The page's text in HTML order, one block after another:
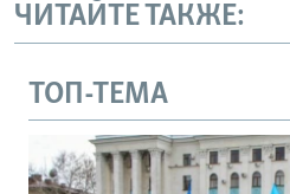
ЧИТАЙТЕ ТАКЖЕ:
ТОП-ТЕМА